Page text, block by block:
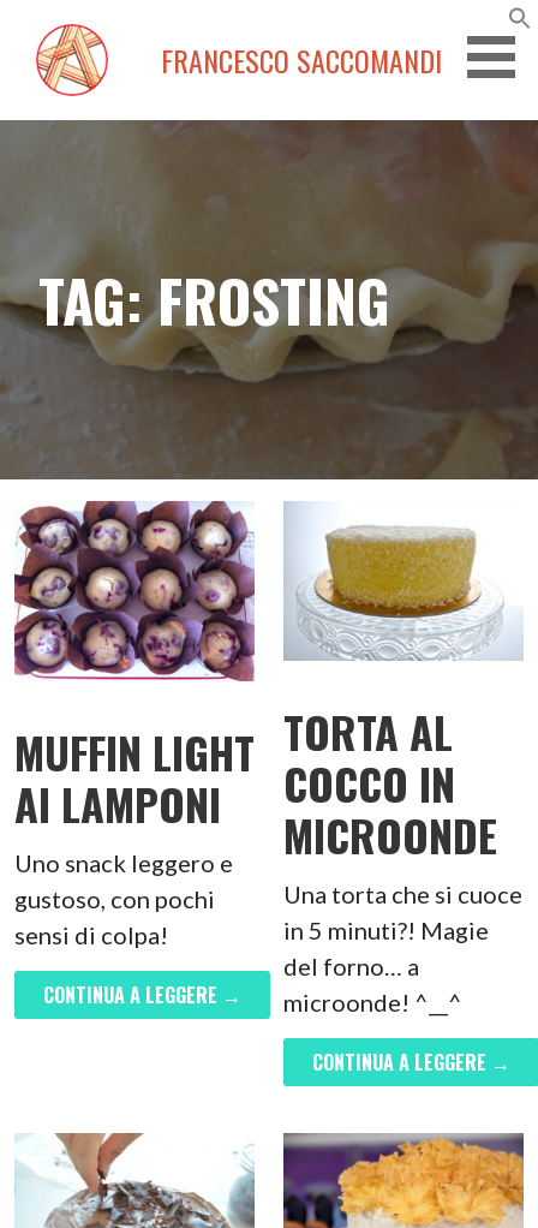
contenuto
FRANCESCO SACCOMANDI
TAG: FROSTING
MUFFIN LIGHT
AI LAMPONI
Uno snack leggero e
gustoso, con pochi
sensi di colpa!
CONTINUA A LEGGERE →
TORTA AL
COCCO IN
MICROONDE
Una torta che si cuoce
in 5 minuti?! Magie
del forno… a
microonde! ^__^
CONTINUA A LEGGERE →